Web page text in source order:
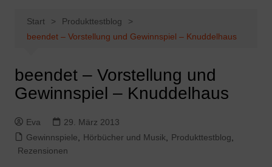
Start
Produkttestblog
beendet – Vorstellung und Gewinnspiel – Knuddelhaus
beendet – Vorstellung und
Gewinnspiel – Knuddelhaus
Eva
29. März 2013
Gewinnspiele
Hörbücher und Musik Produkttestblog
Rezensionen